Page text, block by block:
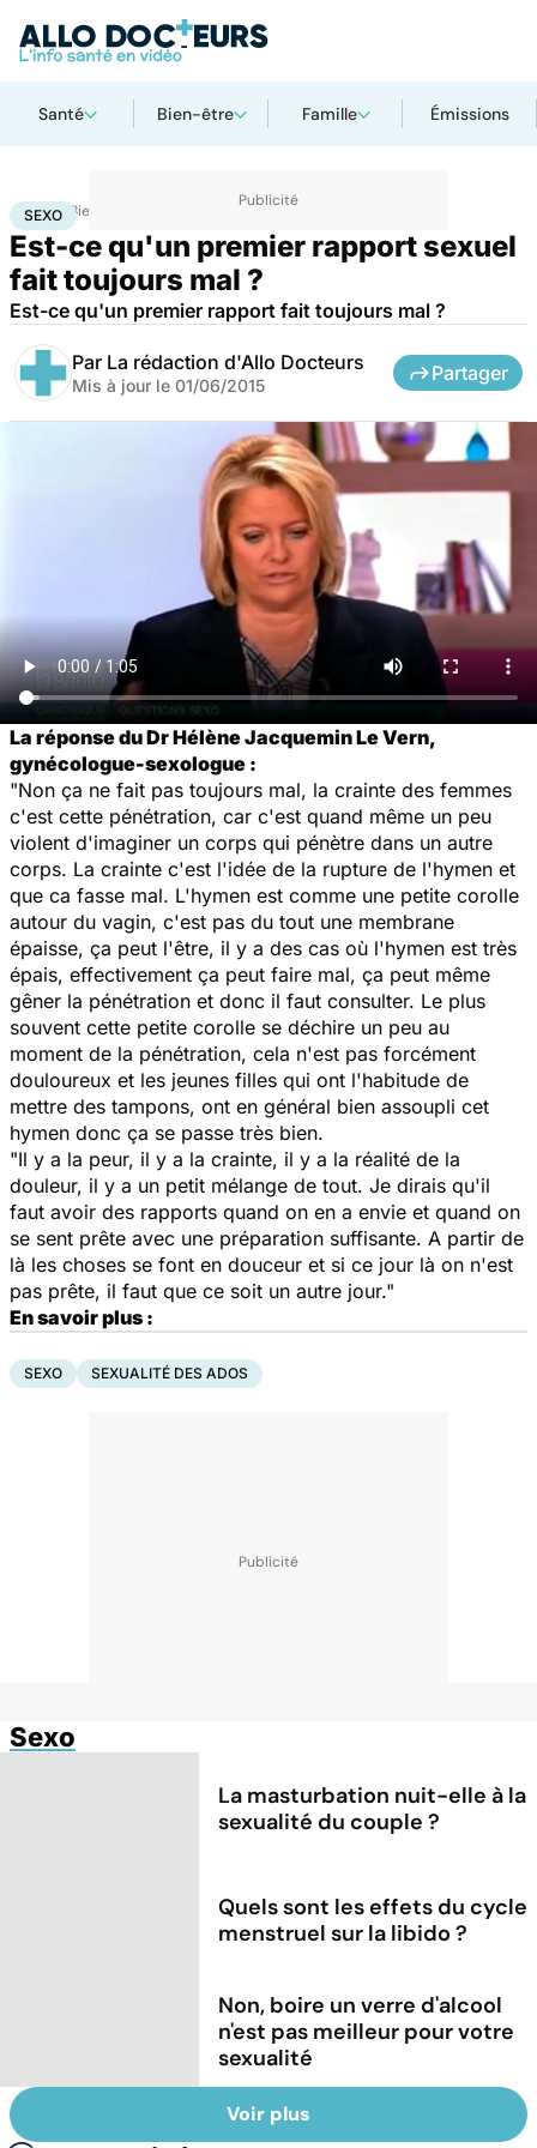
Santé Bien-être Famille Émissions
Accueil Bien-être
SEXO
Est-ce qu'un premier rapport sexuel
fait toujours mal ?
Est-ce qu'un premier rapport fait toujours mal ?
Par La rédaction d'Allo Docteurs
Mis à jour le 01/06/2015
Partager
La réponse du Dr Hélène Jacquemin Le Vern,
gynécologue-sexologue :
"Non ça ne fait pas toujours mal, la crainte des femmes
c'est cette pénétration, car c'est quand même un peu
violent d'imaginer un corps qui pénètre dans un autre
corps. La crainte c'est l'idée de la rupture de l'hymen et
que ca fasse mal. L'hymen est comme une petite corolle
autour du vagin, c'est pas du tout une membrane
épaisse, ça peut l'être, il y a des cas où l'hymen est très
épais, effectivement ça peut faire mal, ça peut même
gêner la pénétration et donc il faut consulter. Le plus
souvent cette petite corolle se déchire un peu au
moment de la pénétration, cela n'est pas forcément
douloureux et les jeunes filles qui ont l'habitude de
mettre des tampons, ont en général bien assoupli cet
hymen donc ça se passe très bien.
"Il y a la peur, il y a la crainte, il y a la réalité de la
douleur, il y a un petit mélange de tout. Je dirais qu'il
faut avoir des rapports quand on en a envie et quand on
se sent prête avec une préparation suffisante. A partir de
là les choses se font en douceur et si ce jour là on n'est
pas prête, il faut que ce soit un autre jour."
En savoir plus :
SEXO SEXUALITÉ DES ADOS
Sexo
La masturbation nuit-elle à la
sexualité du couple ?
Quels sont les effets du cycle
menstruel sur la libido ?
Non, boire un verre d'alcool
n'est pas meilleur pour votre
sexualité
Voir plus